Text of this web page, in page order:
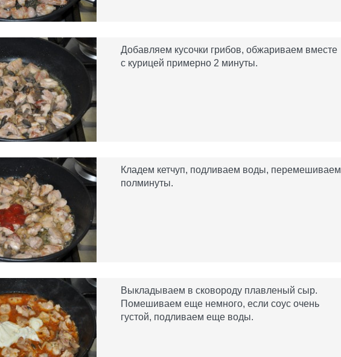
Добавляем кусочки грибов, обжариваем вместе
с курицей примерно 2 минуты.
Кладем кетчуп, подливаем воды, перемешиваем
полминуты.
Выкладываем в сковороду плавленый сыр.
Помешиваем еще немного, если соус очень
густой, подливаем еще воды.